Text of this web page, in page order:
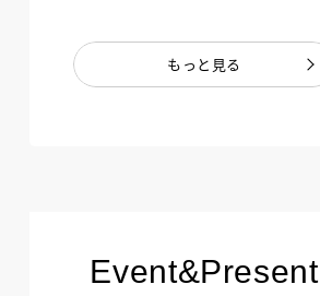
もっと見る
Event&Present